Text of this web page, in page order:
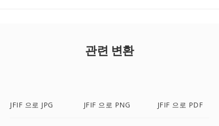
관련 변환
JFIF 으로 JPG JFIF 으로 PNG JFIF 으로 PDF